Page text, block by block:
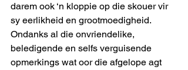
darem ook ‘n kloppie op die skouer vir
sy eerlikheid en grootmoedigheid.
Ondanks al die onvriendelike,
beledigende en selfs verguisende
opmerkings wat oor die afgelope agt